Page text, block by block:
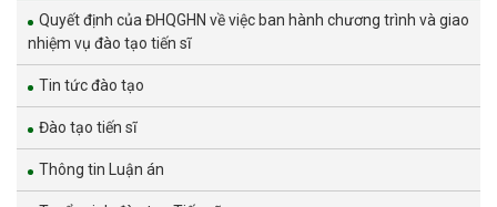
Quyết định của ĐHQGHN về việc ban hành chương trình và giao
nhiệm vụ đào tạo tiến sĩ
Tin tức đào tạo
Đào tạo tiến sĩ
Thông tin Luận án